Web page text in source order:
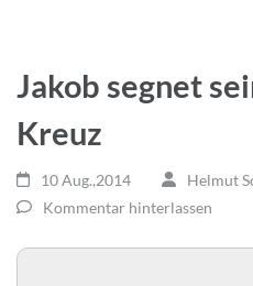
Jakob segnet
Kreuz
10 Aug.,2014
Helmut
Kommentar hinterlassen